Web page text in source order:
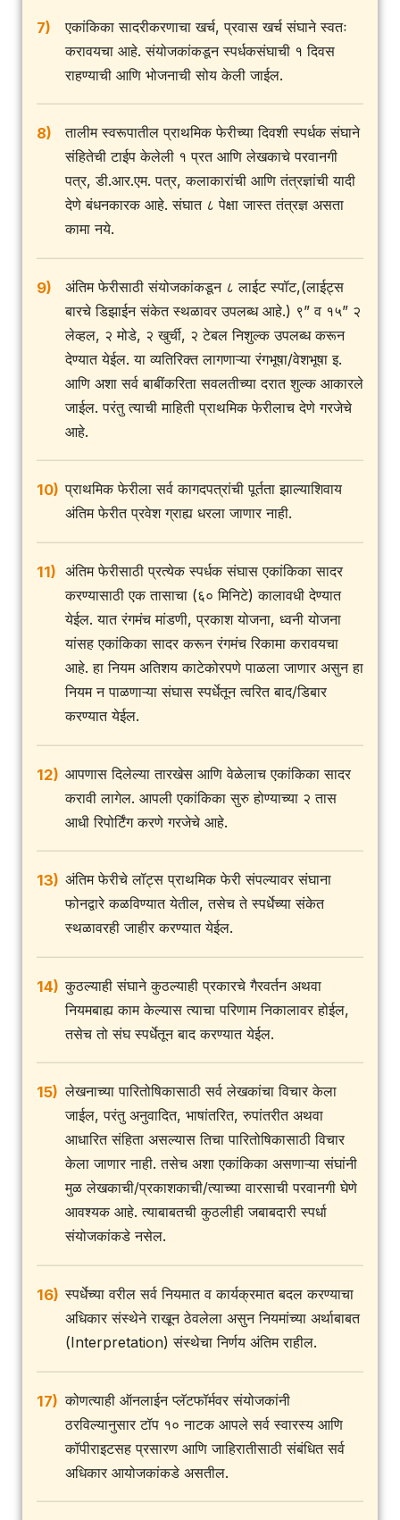
7)
एकांकिका सादरीकरणाचा खर्च, प्रवास खर्च संघाने स्वतः
करावयचा आहे. संयोजकांकडून स्पर्धकसंघाची १ दिवस
राहण्याची आणि भोजनाची सोय केली जाईल.
8)
तालीम स्वरूपातील प्राथमिक फेरीच्या दिवशी स्पर्धक संघाने
संहितेची टाईप केलेली १ प्रत आणि लेखकाचे परवानगी
पत्र, डी.आर.एम. पत्र, कलाकारांची आणि तंत्रज्ञांची यादी
देणे बंधनकारक आहे. संघात ८ पेक्षा जास्त तंत्रज्ञ असता
कामा नये.
9)
अंतिम फेरीसाठी संयोजकांकडून ८ लाईट स्पॉट,(लाईट्स
बारचे डिझाईन संकेत स्थळावर उपलब्ध आहे.) ९” व १५” २
लेव्हल, २ मोडे, २ खुर्ची, २ टेबल निशुल्क उपलब्ध करून
देण्यात येईल. या व्यतिरिक्त लागणाऱ्या रंगभूषा/वेशभूषा इ.
आणि अशा सर्व बाबींकरिता सवलतीच्या दरात शुल्क आकारले
जाईल. परंतु त्याची माहिती प्राथमिक फेरीलाच देणे गरजेचे
आहे.
10) प्राथमिक फेरीला सर्व कागदपत्रांची पूर्तता झाल्याशिवाय
अंतिम फेरीत प्रवेश ग्राह्य धरला जाणार नाही.
11) अंतिम फेरीसाठी प्रत्येक स्पर्धक संघास एकांकिका सादर
करण्यासाठी एक तासाचा (६० मिनिटे) कालावधी देण्यात
येईल. यात रंगमंच मांडणी, प्रकाश योजना, ध्वनी योजना
यांसह एकांकिका सादर करून रंगमंच रिकामा करावयचा
आहे. हा नियम अतिशय काटेकोरपणे पाळला जाणार असुन हा
नियम न पाळणाऱ्या संघास स्पर्धेतून त्वरित बाद/डिबार
करण्यात येईल.
12) आपणास दिलेल्या तारखेस आणि वेळेलाच एकांकिका सादर
करावी लागेल. आपली एकांकिका सुरु होण्याच्या २ तास
आधी रिपोर्टिंग करणे गरजेचे आहे.
13) अंतिम फेरीचे लॉट्स प्राथमिक फेरी संपल्यावर संघाना
फोनद्वारे कळविण्यात येतील, तसेच ते स्पर्धेच्या संकेत
स्थळावरही जाहीर करण्यात येईल.
14) कुठल्याही संघाने कुठल्याही प्रकारचे गैरवर्तन अथवा
नियमबाह्य काम केल्यास त्याचा परिणाम निकालावर होईल,
तसेच तो संघ स्पर्धेतून बाद करण्यात येईल.
15) लेखनाच्या पारितोषिकासाठी सर्व लेखकांचा विचार केला
जाईल, परंतु अनुवादित, भाषांतरित, रुपांतरीत अथवा
आधारित संहिता असल्यास तिचा पारितोषिकासाठी विचार
केला जाणार नाही. तसेच अशा एकांकिका असणाऱ्या संघांनी
मुळ लेखकाची/प्रकाशकाची/त्याच्या वारसाची परवानगी घेणे
आवश्यक आहे. त्याबाबतची कुठलीही जबाबदारी स्पर्धा
संयोजकांकडे नसेल.
16) स्पर्धेच्या वरील सर्व नियमात व कार्यक्रमात बदल करण्याचा
अधिकार संस्थेने राखून ठेवलेला असुन नियमांच्या अर्थाबाबत
(Interpretation) संस्थेचा निर्णय अंतिम राहील.
17) कोणत्याही ऑनलाईन प्लॅटफॉर्मवर संयोजकांनी
ठरविल्यानुसार टॉप १० नाटक आपले सर्व स्वारस्य आणि
कॉपीराइटसह प्रसारण आणि जाहिरातीसाठी संबंधित सर्व
अधिकार आयोजकांकडे असतील.